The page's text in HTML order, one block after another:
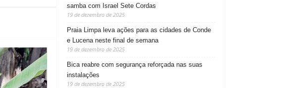
samba com Israel Sete Cordas
19 de dezembro de 2025
Praia Limpa leva ações para as cidades de Conde
e Lucena neste final de semana
19 de dezembro de 2025
Bica reabre com segurança reforçada nas suas
instalações
19 de dezembro de 2025